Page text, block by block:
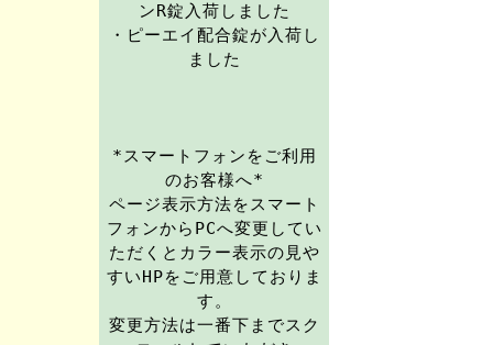
ンR錠入荷しました
・ピーエイ配合錠が入荷し
ました
*スマートフォンをご利用
のお客様へ*
ページ表示方法をスマート
フォンからPCへ変更してい
ただくとカラー表示の見や
すいHPをご用意しておりま
す。
変更方法は一番下までスク